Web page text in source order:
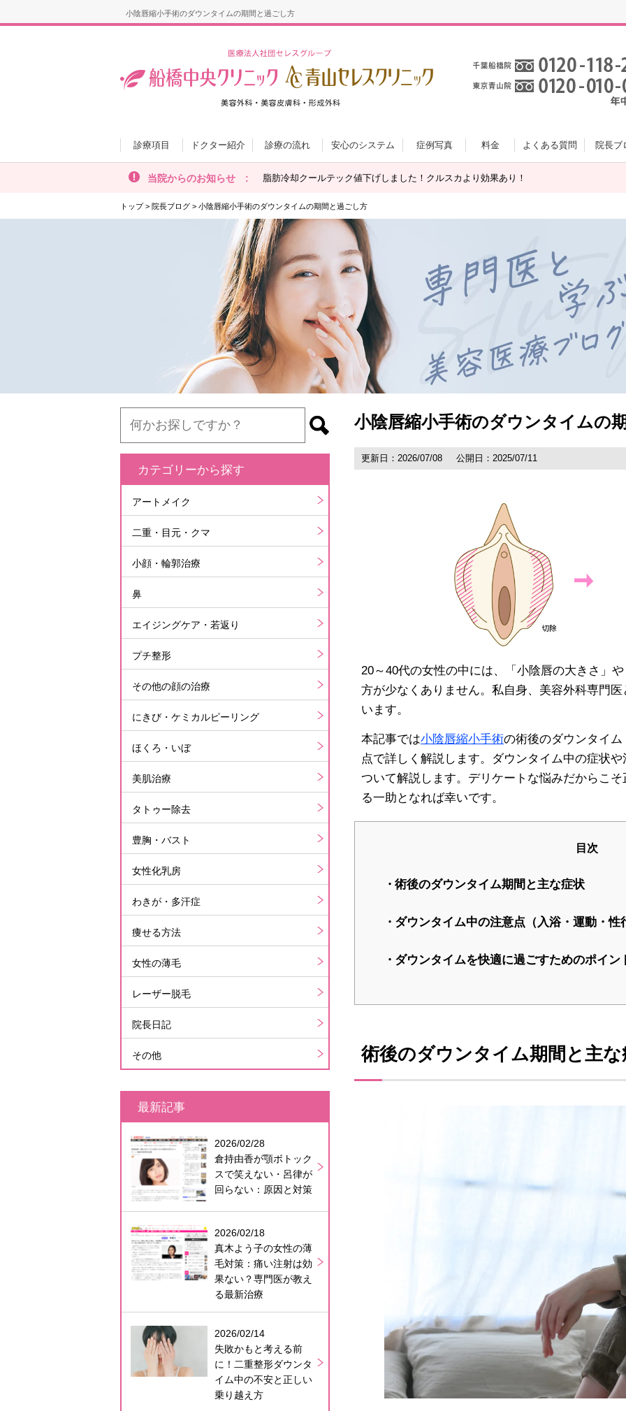
小陰唇縮小手術のダウンタイムの期間と過ごし方
診療項目 ドクター紹介 診療の流れ 安心のシステム 症例写真 料金 よくある質問 院長ブ
当院からのお知らせ : 脂肪冷却クールテック値下げしました！クルスカより効果あり！
トップ > 院長ブログ > 小陰唇縮小手術のダウンタイムの期間と過ごし方
小陰唇縮小手術のダウンタイムの
更新日：2026/07/08 公開日：2025/07/11
20～40代の女性の中には、「小陰唇の大きさ」
方が少なくありません。私自身、美容外科専門
います。
本記事では小陰唇縮小手術の術後のダウンタイ
点で詳しく解説します。ダウンタイム中の症状
ついて解説します。デリケートな悩みだからこ
る一助となれば幸いです。
目次
術後のダウンタイム期間と主な症状
ダウンタイム中の注意点（入浴・運動・性
ダウンタイムを快適に過ごすためのポイン
術後のダウンタイム期間と主な
カテゴリーから探す
アートメイク
二重・目元・クマ
小顔・輪郭治療
鼻
エイジングケア・若返り
プチ整形
その他の顔の治療
にきび・ケミカルピーリング
ほくろ・いぼ
美肌治療
タトゥー除去
豊胸・バスト
女性化乳房
わきが・多汗症
痩せる方法
女性の薄毛
レーザー脱毛
院長日記
その他
最新記事
2026/02/28
倉持由香が顎ボトック
スで笑えない・呂律が
回らない：原因と対策
2026/02/18
真木よう子の女性の薄
毛対策：痛い注射は効
果ない？専門医が教え
る最新治療
2026/02/14
失敗かもと考える前
に！二重整形ダウンタ
イム中の不安と正しい
乗り越え方